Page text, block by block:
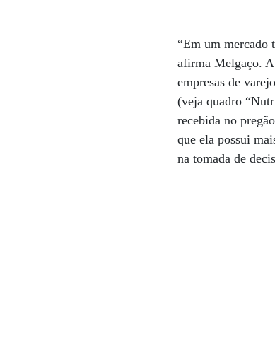
“Em um mercado
afirma Melgaço. A
empresas de
(veja quadro
recebida no
que ela possui
na tomada de